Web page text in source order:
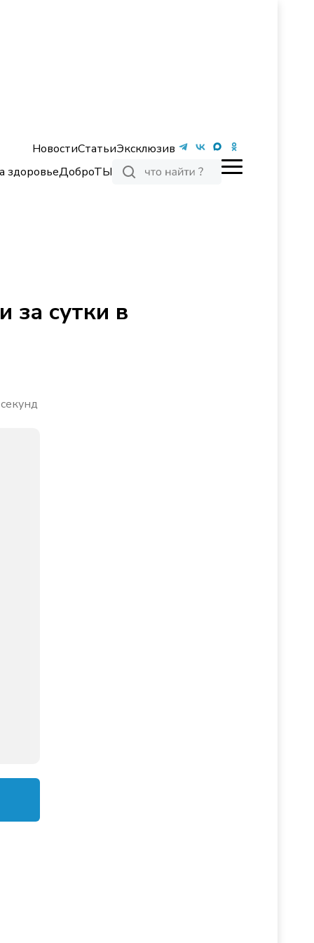
НовостиСтатьиЭксклюзив
здоровьеДоброТЫ
за сутки в